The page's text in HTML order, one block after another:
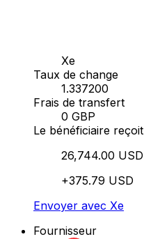
Xe
Taux de change
1.337200
Frais de transfert
0 GBP
Le bénéficiaire reçoit
26,744.00 USD
+375.79 USD
Envoyer avec Xe
Fournisseur